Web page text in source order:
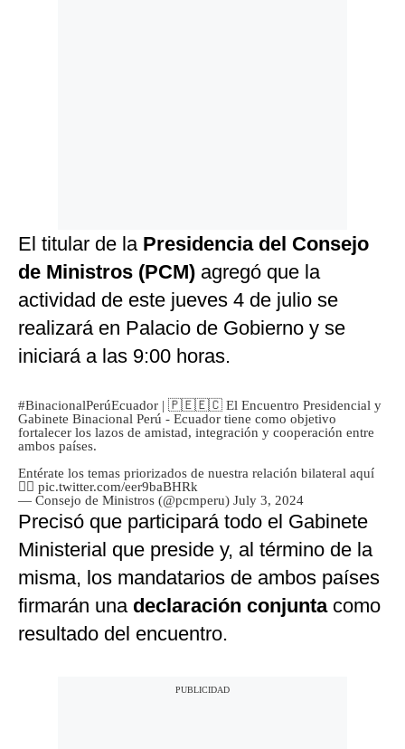
El titular de la Presidencia del Consejo
de Ministros (PCM) agregó que la
actividad de este jueves 4 de julio se
realizará en Palacio de Gobierno y se
iniciará a las 9:00 horas.
#BinacionalPerúEcuador | 🇵🇪🇪🇨 El Encuentro Presidencial y
Gabinete Binacional Perú - Ecuador tiene como objetivo
fortalecer los lazos de amistad, integración y cooperación entre
ambos países.
Entérate los temas priorizados de nuestra relación bilateral aquí
👇🏻 pic.twitter.com/eer9baBHRk
— Consejo de Ministros (@pcmperu) July 3, 2024
Precisó que participará todo el Gabinete
Ministerial que preside y, al término de la
misma, los mandatarios de ambos países
firmarán una declaración conjunta como
resultado del encuentro.